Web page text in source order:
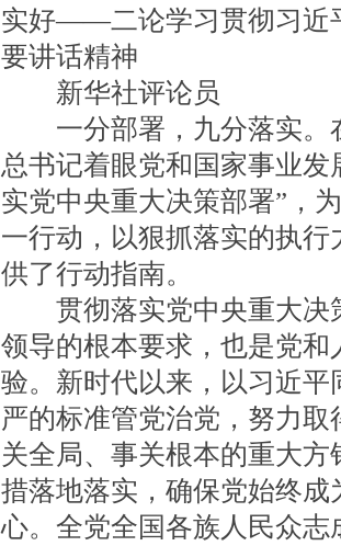
实好——二论学习贯彻习近
要讲话精神
新华社评论员
一分部署，九分落实。
总书记着眼党和国家事业
实党中央重大决策部署”，
一行动，以狠抓落实的执
供了行动指南。
贯彻落实党中央重大决
领导的根本要求，也是党
验。新时代以来，以习近
严的标准管党治党，努力
关全局、事关根本的重大
措落地落实，确保党始终
心。全党全国各族人民众